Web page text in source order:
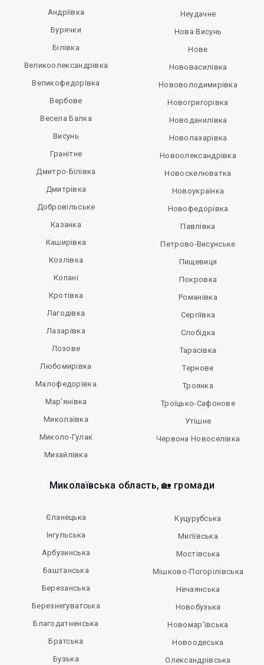
Андріївка
Бурячки
Білівка
Великоолександрівка
Великофедорівка
Вербове
Весела Балка
Висунь
Гранітне
Дмитро-Білівка
Дмитрівка
Добровільське
Казанка
Каширівка
Козлівка
Копані
Кротівка
Лагодівка
Лазарівка
Лозове
Любомирівка
Малофедорівка
Мар’янівка
Миколаївка
Миколо-Гулак
Михайлівка
Неудачне
Нова Висунь
Нове
Нововасилівка
Нововолодимирівка
Новогригорівка
Новоданилівка
Новолазарівка
Новоолександрівка
Новоскелюватка
Новоукраїнка
Новофедорівка
Павлівка
Петрово-Висунське
Пищевиця
Покровка
Романівка
Сергіївка
Слобідка
Тарасівка
Тернове
Троянка
Троїцько-Сафонове
Утішне
Червона Новоселівка
Миколаївська область, 🏡 громади
Єланецька
Інгульська
Арбузинська
Баштанська
Березанська
Березнегуватська
Благодатненська
Братська
Бузька
Куцурубська
Мигіївська
Мостівська
Мішково-Погорілівська
Нечаянська
Новобузька
Новомар’ївська
Новоодеська
Олександрівська